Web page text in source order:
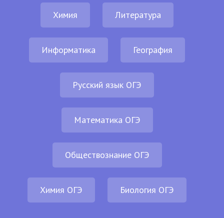
Химия Литература
Информатика География
Русский язык ОГЭ
Математика ОГЭ
Обществознание ОГЭ
Химия ОГЭ Биология ОГЭ